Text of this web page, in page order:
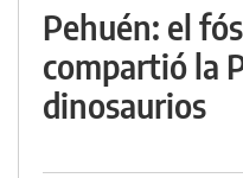
Pehuén: el
compartió la
dinosaurios